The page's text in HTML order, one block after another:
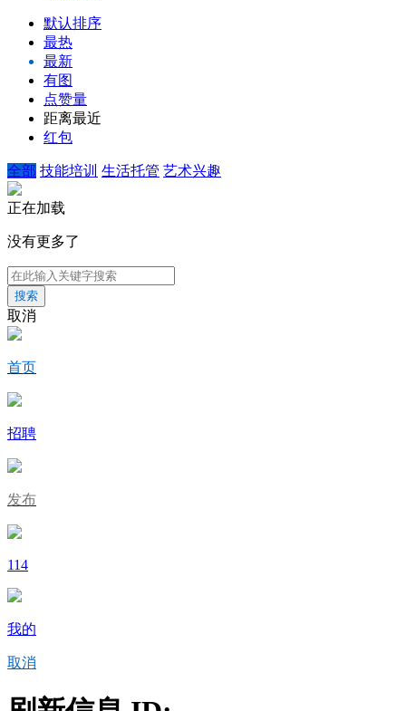
默认排序
最热
最新
有图
点赞量
距离最近
红包
全部 技能培训 生活托管 艺术兴趣
正在加载
没有更多了
搜索
取消
首页
招聘
发布
114
我的
取消